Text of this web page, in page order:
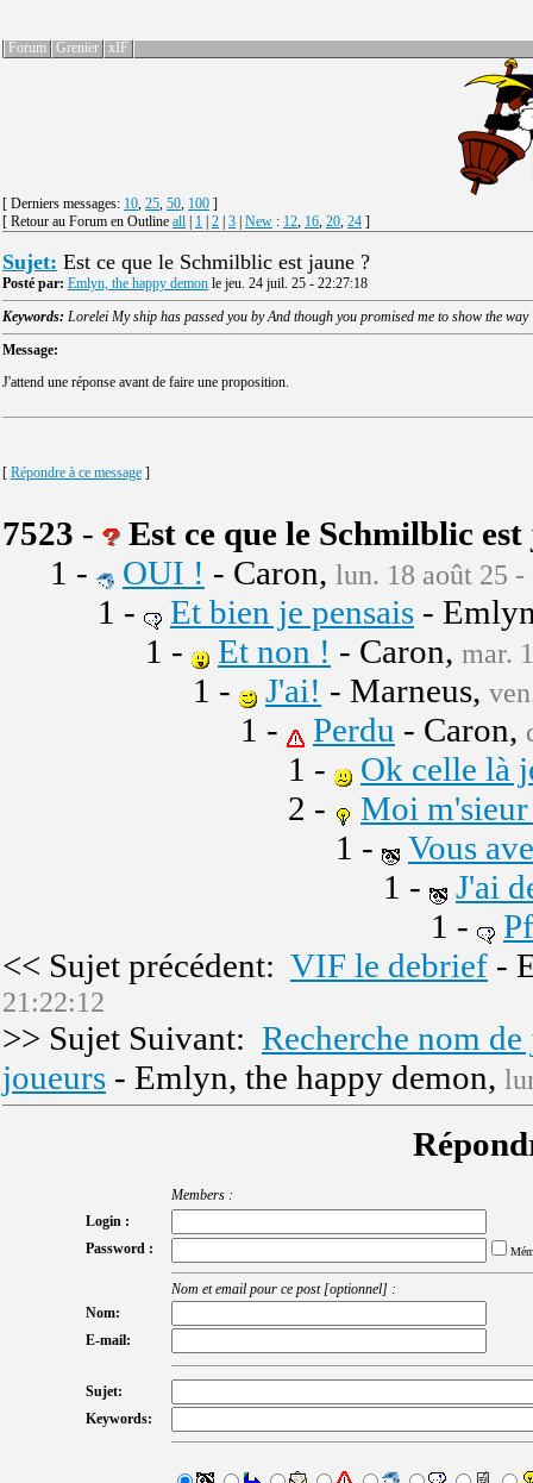
Forum Grenier xIF
[ Derniers messages: 10, 25, 50, 100 ]
[ Retour au Forum en Outline all 1 2 3 New : 12, 16, 20, 24 ]
Sujet: Est ce que le Schmilblic est jaune ?
Posté par: Emlyn, the happy demon le jeu. 24 juil. 25 - 22:27:18
Keywords: Lorelei My ship has passed you by And though you promised me to show the way
Message:
J'attend une réponse avant de faire une proposition.
[ Répondre à ce message ]
7523 -
Est ce que le Schmilblic
1 -
OUI ! - Caron, lun. 18 août 25 -
1 - Et bien je pensais -
1 -
Et non ! - Caron, mar.
1 - J'ai! - Marneus,
1 - Perdu - Caron,
1 -
Ok celle là
2 -
Moi
1 -
Vous
1 -
J'ai
1 -
<< Sujet précédent: VIF le debrief -
21:22:12
>> Sujet Suivant: Recherche nom
joueurs - Emlyn, the happy demon,
Members :
Login :
Password :
Nom et email pour ce post [optionnel] :
Nom:
E-mail:
Sujet:
Keywords: